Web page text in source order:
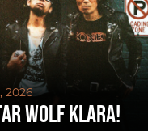
2026
WOLF klara!